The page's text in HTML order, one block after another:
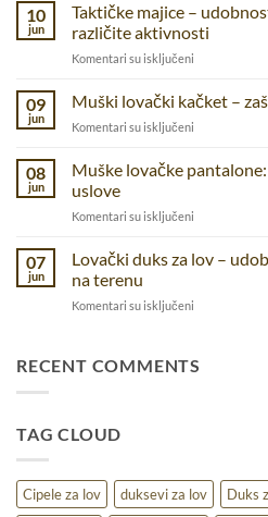
praktične
pantalone
posao
10
jun
Taktičke majice –
različite aktivnosti
Komentari su isključeni
majice
–
09
jun
Muški lovački kačket –
Komentari su isključeni
lovački
kačket
udobnost
08
jun
Muške lovačke
uslove
Komentari su isključeni
lovačke
pantalone:
uslove
07
jun
Lovački duks za lov –
na terenu
Komentari su isključeni
za
na
terenu
RECENT COMMENTS
TAG CLOUD
Cipele za lov duksevi za lov Duks